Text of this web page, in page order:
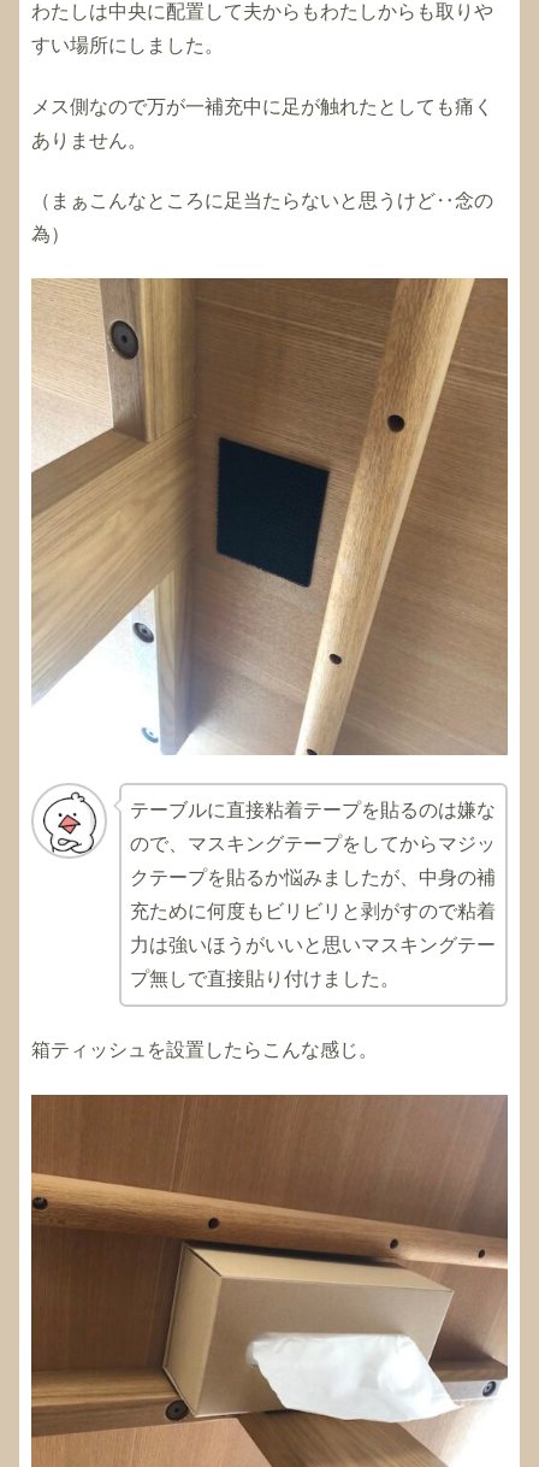
わたしは中央に配置して夫からもわたしからも取りや
すい場所にしました。
メス側なので万が一補充中に足が触れたとしても痛く
ありません。
（まぁこんなところに足当たらないと思うけど‥念の
為）
テーブルに直接粘着テープを貼るのは嫌な
ので、マスキングテープをしてからマジッ
クテープを貼るか悩みましたが、中身の補
充ために何度もビリビリと剥がすので粘着
力は強いほうがいいと思いマスキングテー
プ無しで直接貼り付けました。
箱ティッシュを設置したらこんな感じ。